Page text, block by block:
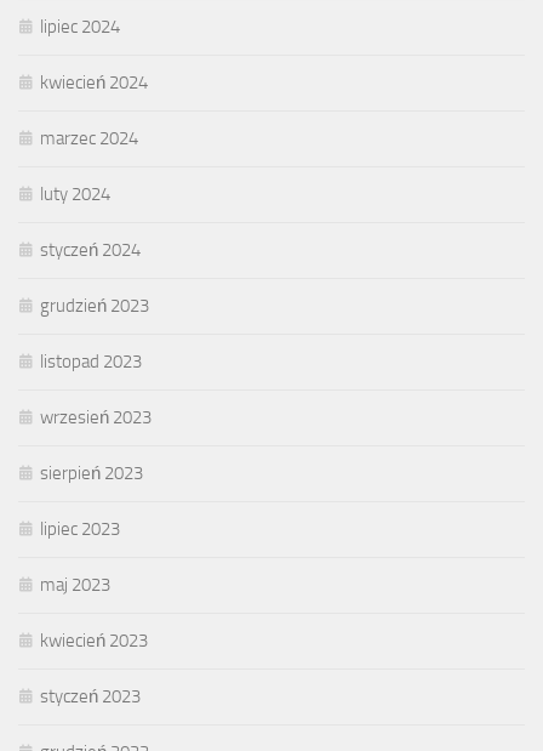
lipiec 2024
kwiecień 2024
marzec 2024
luty 2024
styczeń 2024
grudzień 2023
listopad 2023
wrzesień 2023
sierpień 2023
lipiec 2023
maj 2023
kwiecień 2023
styczeń 2023